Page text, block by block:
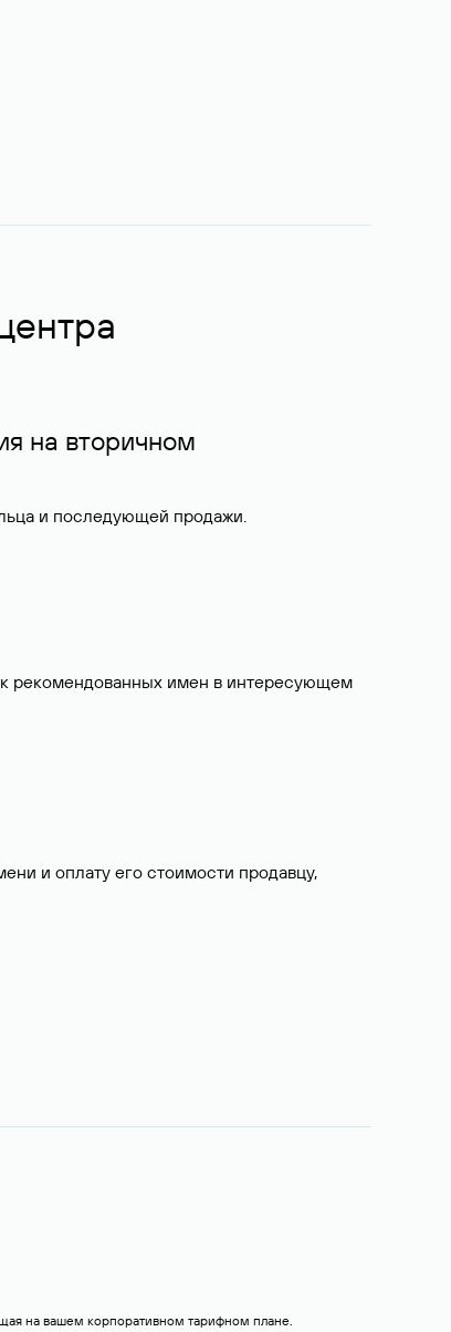
на вторичном
и последующей продажи.
рекомендованных имен в интересующем
и оплату его стоимости продавцу,
на вашем корпоративном тарифном плане.